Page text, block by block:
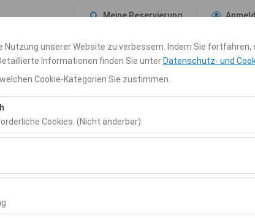
Nutzung unserer Website zu verbessern. Indem Sie
Informationen finden Sie unter Datenschutz- und
Cookie-Kategorien Sie zustimmen.
Cookies. (Nicht änderbar)
Funktionieren der Website, die Sicherheit, die
erforderlich. Sie können nicht deaktiviert werden.
uns, zu analysieren, wie unsere Website genutzt wird
Diese Daten werden verwendet, um die Leistung
kontinuierlich zu verbessern.
Meine Reservierung
REISEFÜHRER Reservierung & Mietkonditionen Blog
10:00